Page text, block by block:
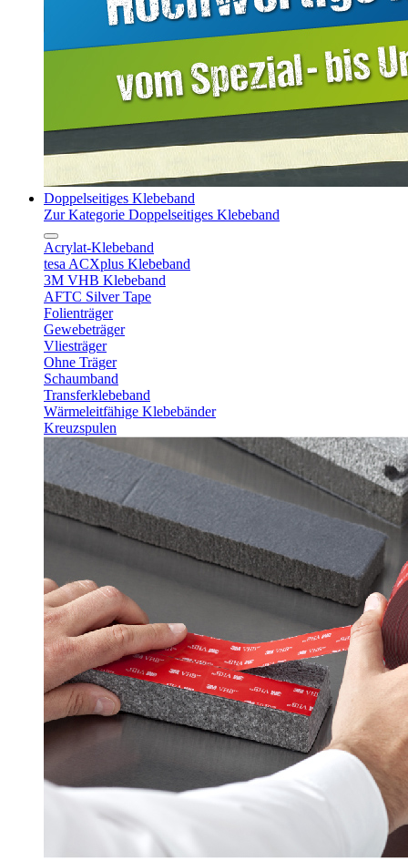
Doppelseitiges Klebeband
Zur Kategorie Doppelseitiges Klebeband
Acrylat-Klebeband
tesa ACXplus Klebeband
3M VHB Klebeband
AFTC Silver Tape
Folienträger
Gewebeträger
Vliesträger
Ohne Träger
Schaumband
Transferklebeband
Wärmeleitfähige Klebebänder
Kreuzspulen